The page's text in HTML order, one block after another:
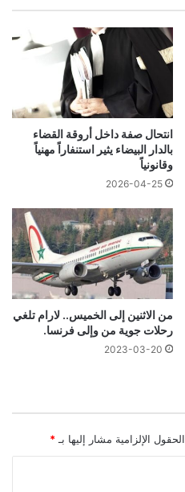
انتحال صفة داخل أروقة القضاء
بالدار البيضاء يثير استنفاراً مهنياً
وقانونياً
2026-04-25
من الاثنين إلى الخميس.. لارام تلغي
رحلات جوية من وإلى فرنسا.
2023-03-20
الحقول الإلزامية مشار إليها بـ *